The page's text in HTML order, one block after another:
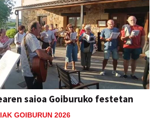
saioa Goiburuko festetan
GOIBURUN 2026